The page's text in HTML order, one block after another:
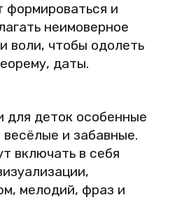
формироваться и
неимоверное
воли, чтобы одолеть
даты.
для деток особенные
и забавные.
включать в себя
мелодий, фраз и